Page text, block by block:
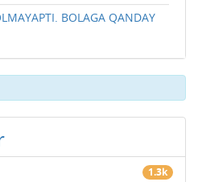
BOLAGA QANDAY
1.3k